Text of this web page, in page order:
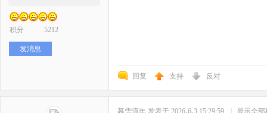
积分 5212
发消息
回复 支持 反对
暮雪流年 发表于 2026-6-3 15:29:59 | 显示全部